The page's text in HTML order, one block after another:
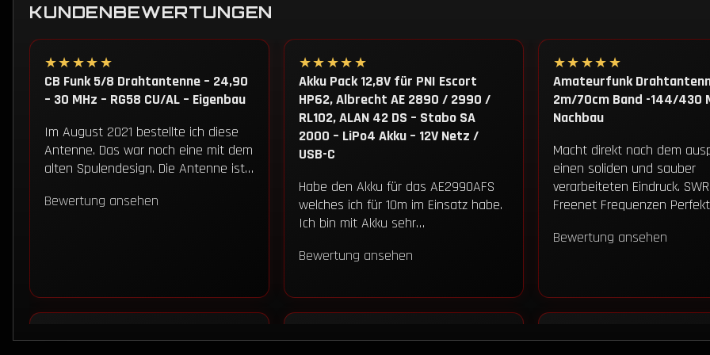
KUNDENBEWERTUNGEN
★★★★★
CB Funk 5/8 Drahtantenne – 24,90
– 30 MHz – RG58 CU/AL – Eigenbau
Im August 2021 bestellte ich diese
Antenne. Das war noch eine mit dem
alten Spulendesign. Die Antenne ist…
Bewertung ansehen
★★★★★
Akku Pack 12,8V für PNI Escort
HP62, Albrecht AE 2890 / 2990 /
RL102, ALAN 42 DS – Stabo SA
2000 – LiPo4 Akku – 12V Netz /
USB-C
Habe den Akku für das AE2990AFS
welches ich für 10m im Einsatz habe.
Ich bin mit Akku sehr…
Bewertung ansehen
★★★★★
Amateurfunk
2m/70cm Band -144/430
Nachbau
Macht direkt nach dem
einen soliden und sauber
verarbeiteten Eindruck.
Freenet Frequenzen
Bewertung ansehen
★★★★★
★★★★★
★★★★★